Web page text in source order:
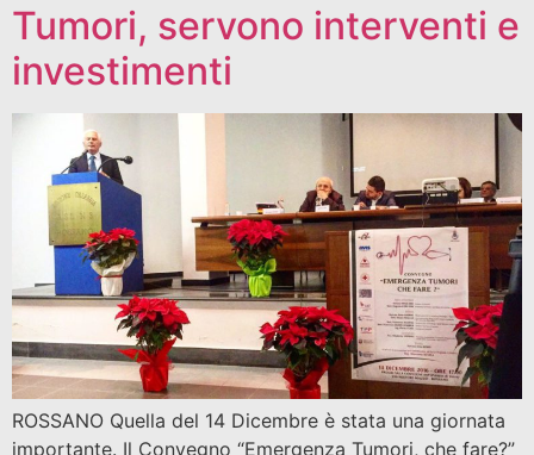
Tumori, servono interventi e
investimenti
ROSSANO Quella del 14 Dicembre è stata una giornata
importante. Il Convegno “Emergenza Tumori, che fare?”